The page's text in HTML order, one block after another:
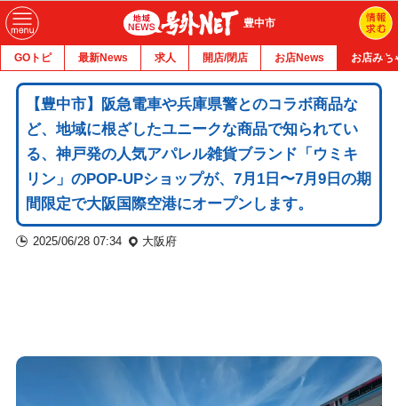
豊中市
GOトピ 最新News 求人 開店/閉店 お店News お店みち
【豊中市】阪急電車や兵庫県警とのコラボ商品な
ど、地域に根ざしたユニークな商品で知られてい
る、神戸発の人気アパレル雑貨ブランド「ウミキ
リン」のPOP-UPショップが、7月1日〜7月9日の期
間限定で大阪国際空港にオープンします。
2025/06/28 07:34 大阪府